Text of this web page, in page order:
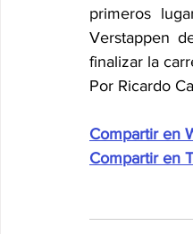
primeros
Verstappen
finalizar la
Por Ricardo
Compartir en
Compartir en